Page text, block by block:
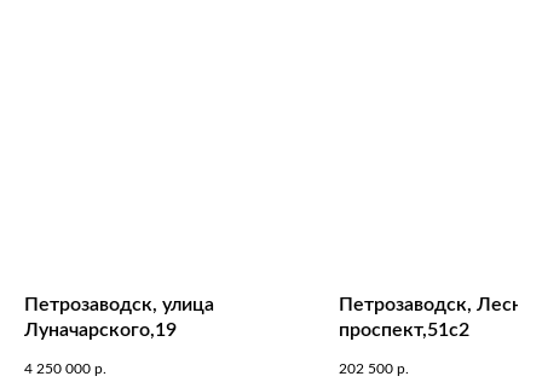
Петрозаводск, улица
Луначарского,19
4 250 000 р.
Петрозаводск,
проспект,51с2
202 500 р.